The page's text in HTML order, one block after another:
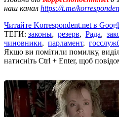
наш канал https://t.me/
Читайте Korrespondent.net в
ТЕГИ: законы, резерв, Рада,
чиновники, парламент,
Якщо ви помітили помилку,
натисніть Ctrl + Enter, щоб